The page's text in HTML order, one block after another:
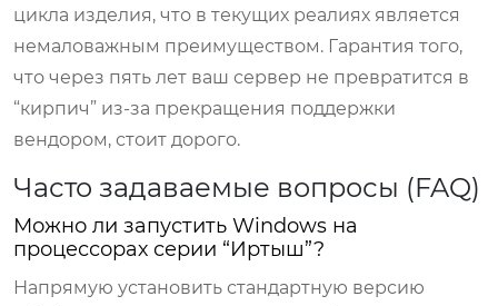
цикла изделия, что в текущих реалиях является
немаловажным преимуществом. Гарантия того,
что через пять лет ваш сервер не превратится в
“кирпич” из-за прекращения поддержки
вендором, стоит дорого.
Часто задаваемые вопросы (FAQ)
Можно ли запустить Windows на
процессорах серии “Иртыш”?
Напрямую установить стандартную версию